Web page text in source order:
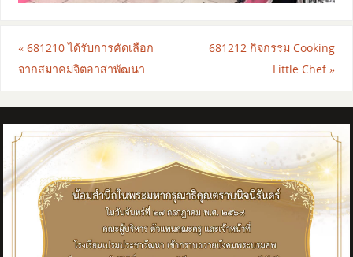
«681210 ได้รับการคัดเลือก
จากสมาคมจิตอาสาพัฒนา
681212 กิจกรรม Cooking
Little Chef»